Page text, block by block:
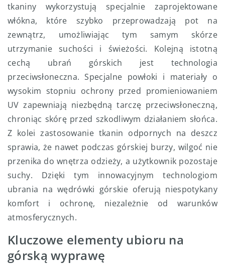
tkaniny wykorzystują specjalnie zaprojektowane
włókna, które szybko przeprowadzają pot na
zewnątrz, umożliwiając tym samym skórze
utrzymanie suchości i świeżości. Kolejną istotną
cechą ubrań górskich jest technologia
przeciwsłoneczna. Specjalne powłoki i materiały o
wysokim stopniu ochrony przed promieniowaniem
UV zapewniają niezbędną tarczę przeciwsłoneczną,
chroniąc skórę przed szkodliwym działaniem słońca.
Z kolei zastosowanie tkanin odpornych na deszcz
sprawia, że nawet podczas górskiej burzy, wilgoć nie
przenika do wnętrza odzieży, a użytkownik pozostaje
suchy. Dzięki tym innowacyjnym technologiom
ubrania na wędrówki górskie oferują niespotykany
komfort i ochronę, niezależnie od warunków
atmosferycznych.
Kluczowe elementy ubioru na
górską wyprawę